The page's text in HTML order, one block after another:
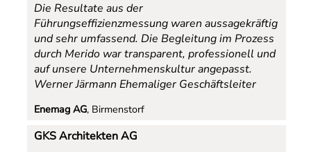
Die Resultate aus der
Führungseffizienzmessung waren aussagekräftig
und sehr umfassend. Die Begleitung im Prozess
durch Merido war transparent, professionell und
auf unsere Unternehmenskultur angepasst.
Werner Järmann Ehemaliger Geschäftsleiter
Enemag AG, Birmenstorf
GKS Architekten AG